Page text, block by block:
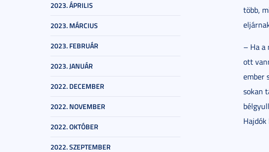
2023. ÁPRILIS
2023. MÁRCIUS
2023. FEBRUÁR
2023. JANUÁR
2022. DECEMBER
2022. NOVEMBER
2022. OKTÓBER
2022. SZEPTEMBER
több,
– Ha a
ott
ember
sokan